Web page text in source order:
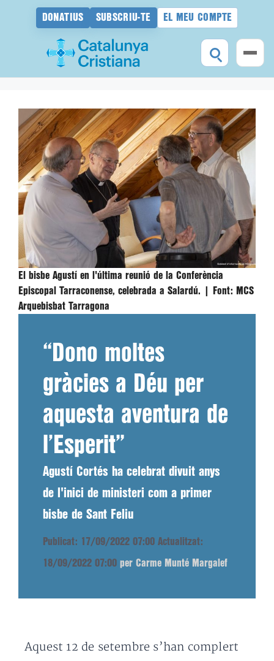
DONATIUS SUBSCRIU-TE EL MEU COMPTE
contingut
El bisbe Agustí en l'última reunió de la Conferència
Episcopal Tarraconense, celebrada a Salardú. |
Font: MCS
Arquebisbat Tarragona
“Dono moltes
gràcies a Déu per
aquesta aventura de
l’Esperit”
Agustí Cortés ha celebrat divuit anys
de l'inici de ministeri com a primer
bisbe de Sant Feliu
Publicat: 17/09/2022 07:00 Actualitzat:
18/09/2022 07:00 per Carme Munté Margalef
Aquest 12 de setembre s’han complert